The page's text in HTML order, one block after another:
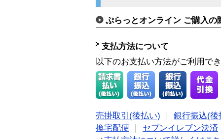
ぷらっとオンライン ご購入の
支払方法について
以下のお支払い方法がご利用で
売掛取引(後払い)
銀行振込(後
換宅配便
セブンイレブン決済